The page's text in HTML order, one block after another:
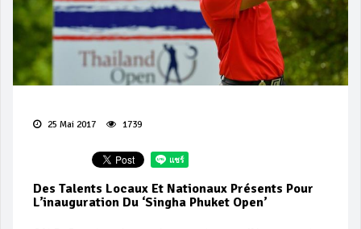
25 Mai 2017 1739
Des Talents Locaux Et Nationaux Présents Pour
L’inauguration Du ‘Singha Phuket Open’